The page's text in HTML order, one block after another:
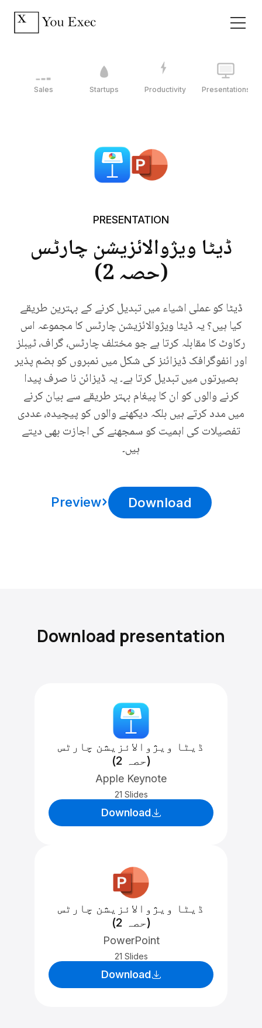
Sales Startups Productivity Presentations
PRESENTATION
ڈیٹا ویژوالائزیشن چارٹس
(حصہ 2)
ڈیٹا کو عملی اشیاء میں تبدیل کرنے کے بہترین طریقے
کیا ہیں؟ یہ ڈیٹا ویژوالائزیشن چارٹس کا مجموعہ اس
رکاوٹ کا مقابلہ کرتا ہے جو مختلف چارٹس، گراف، ٹیبلز
اور انفوگرافک ڈیزائنز کی شکل میں نمبروں کو ہضم پذیر
بصیرتوں میں تبدیل کرتا ہے۔ یہ ڈیزائن نا صرف پیدا
کرنے والوں کو ان کا پیغام بہتر طریقے سے بیان کرنے
میں مدد کرتے ہیں بلکہ دیکھنے والوں کو پیچیدہ، عددی
تفصیلات کی اہمیت کو سمجھنے کی اجازت بھی دیتے
ہیں۔
Download
Preview
Download presentation
ڈیٹا ویژوالائزیشن چارٹس
(حصہ 2)
Apple Keynote
21 Slides
Download
ڈیٹا ویژوالائزیشن چارٹس
(حصہ 2)
PowerPoint
21 Slides
Download